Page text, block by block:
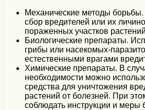
Механические методы борьбы.
сбор вредителей или их
пораженных участков
Биологические препараты.
грибы или насекомых-
естественными врагами
Химические препараты. В
необходимости можно
средства для уничтожения
растений от болезней. При
соблюдать инструкции и меры